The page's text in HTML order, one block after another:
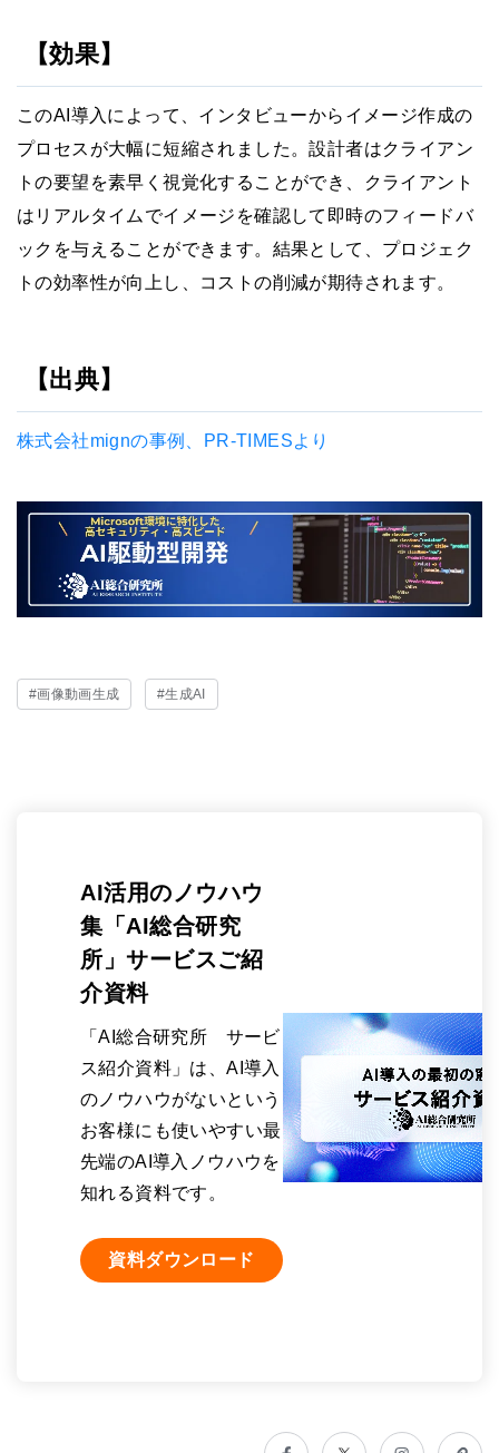
【効果】
このAI導入によって、インタビューからイメージ作成の
プロセスが大幅に短縮されました。設計者はクライアン
トの要望を素早く視覚化することができ、クライアント
はリアルタイムでイメージを確認して即時のフィードバ
ックを与えることができます。結果として、プロジェク
トの効率性が向上し、コストの削減が期待されます。
【出典】
株式会社mignの事例、PR-TIMESより
#画像動画生成 #生成AI
AI活用のノウハウ
集「AI総合研究
所」サービスご紹
介資料
「AI総合研究所 サービ
ス紹介資料」は、AI導入
のノウハウがないという
お客様にも使いやすい最
先端のAI導入ノウハウを
知れる資料です。
資料ダウンロード